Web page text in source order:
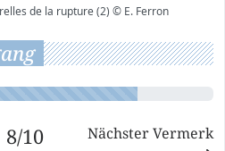
de la rupture (2) © E. Ferron
8/10 Nächster Vermerk